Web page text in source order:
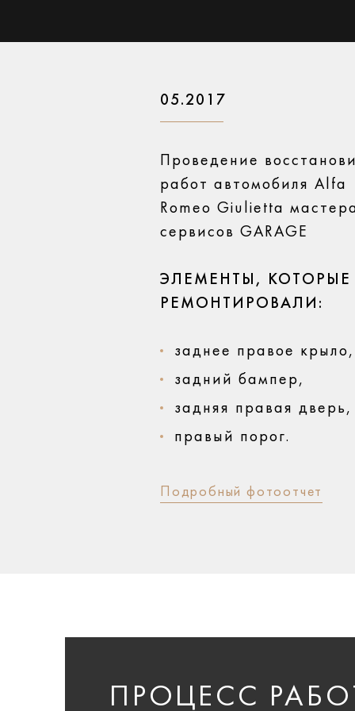
05.2017
Проведение
работ автомобиля Alfa
Romeo Giulietta
сервисов GARAGE
ЭЛЕМЕНТЫ, КОТОРЫЕ
РЕМОНТИРОВАЛИ:
заднее правое крыло,
задний бампер,
задняя правая дверь,
правый порог.
Подробный фотоотчет
ПРОЦЕСС